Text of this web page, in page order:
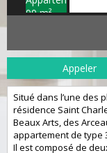
Appeler
Situé dans l’une des
résidence Saint
Beaux Arts, des
appartement de type
Il est composé de